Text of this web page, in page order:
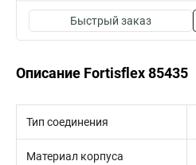
Быстрый заказ
Описание Fortisflex 85435
Тип соединения
Материал корпуса